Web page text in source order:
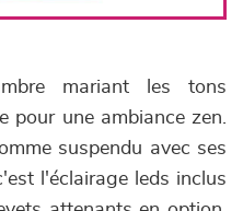
mariant les tons
pour une ambiance zen.
suspendu avec ses
l'éclairage leds inclus